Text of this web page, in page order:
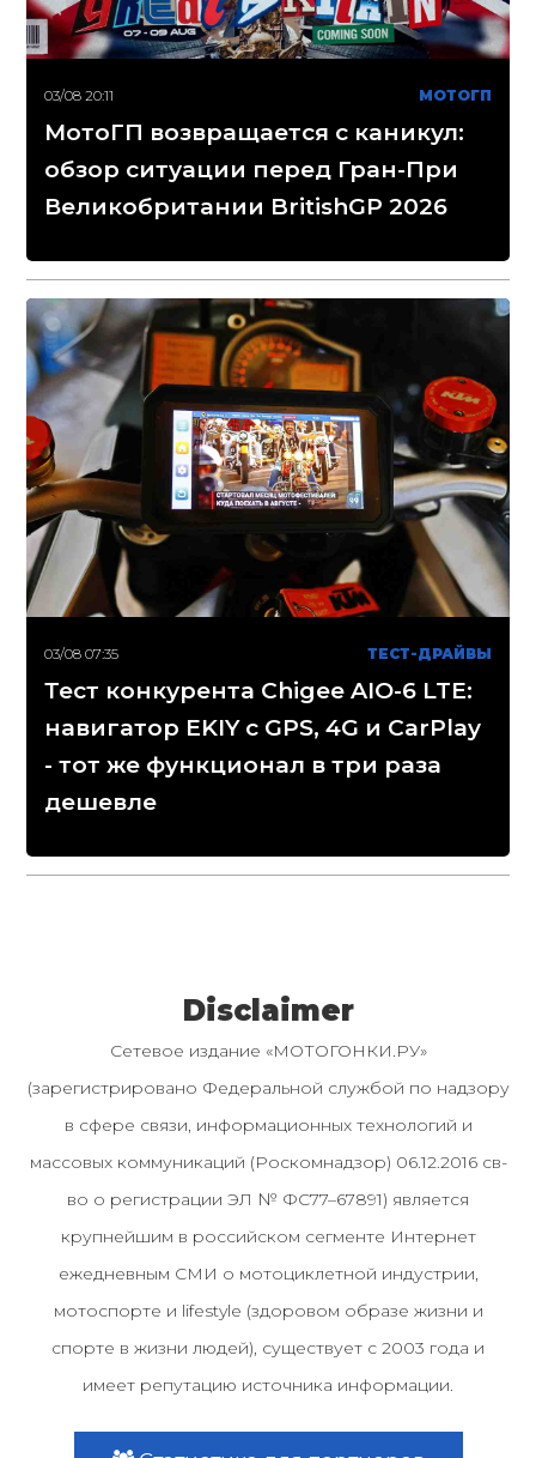
03/08 20:11 МОТОГП
МотоГП возвращается с каникул:
обзор ситуации перед Гран-При
Великобритании BritishGP 2026
03/08 07:35 ТЕСТ-ДРАЙВЫ
Тест конкурента Chigee AIO-6 LTE:
навигатор EKIY с GPS, 4G и CarPlay
- тот же функционал в три раза
дешевле
Disclaimer
Сетевое издание «МОТОГОНКИ.РУ»
(зарегистрировано Федеральной службой по надзору
в сфере связи, информационных технологий и
массовых коммуникаций (Роскомнадзор) 06.12.2016 св-
во о регистрации ЭЛ № ФС77–67891) является
крупнейшим в российском сегменте Интернет
ежедневным СМИ о мотоциклетной индустрии,
мотоспорте и lifestyle (здоровом образе жизни и
спорте в жизни людей), существует с 2003 года и
имеет репутацию источника информации.